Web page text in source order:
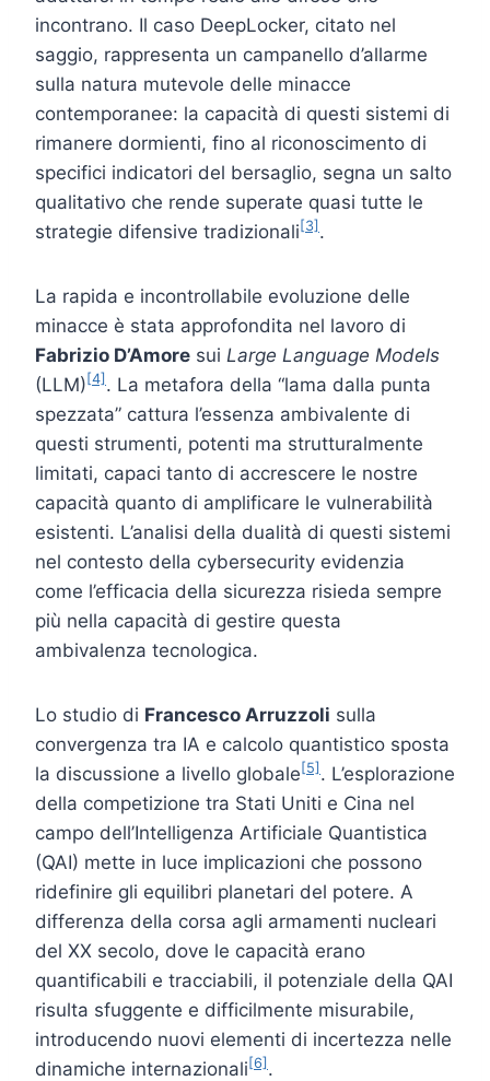
incontrano. Il caso DeepLocker, citato nel
saggio, rappresenta un campanello d’allarme
sulla natura mutevole delle minacce
contemporanee: la capacità di questi sistemi di
rimanere dormienti, fino al riconoscimento di
specifici indicatori del bersaglio, segna un salto
qualitativo che rende superate quasi tutte le
strategie difensive tradizionali [3] .
La rapida e incontrollabile evoluzione delle
minacce è stata approfondita nel lavoro di
Fabrizio D’Amore sui Large Language Models
(LLM) [4] . La metafora della “lama dalla punta
spezzata” cattura l’essenza ambivalente di
questi strumenti, potenti ma strutturalmente
limitati, capaci tanto di accrescere le nostre
capacità quanto di amplificare le vulnerabilità
esistenti. L’analisi della dualità di questi sistemi
nel contesto della cybersecurity evidenzia
come l’efficacia della sicurezza risieda sempre
più nella capacità di gestire questa
ambivalenza tecnologica.
Lo studio di Francesco Arruzzoli sulla
convergenza tra IA e calcolo quantistico sposta
la discussione a livello globale [5] . L’esplorazione
della competizione tra Stati Uniti e Cina nel
campo dell’Intelligenza Artificiale Quantistica
(QAI) mette in luce implicazioni che possono
ridefinire gli equilibri planetari del potere. A
differenza della corsa agli armamenti nucleari
del XX secolo, dove le capacità erano
quantificabili e tracciabili, il potenziale della QAI
risulta sfuggente e difficilmente misurabile,
introducendo nuovi elementi di incertezza nelle
dinamiche internazionali [6] .